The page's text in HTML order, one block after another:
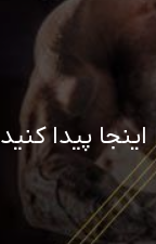
پیدا کنید